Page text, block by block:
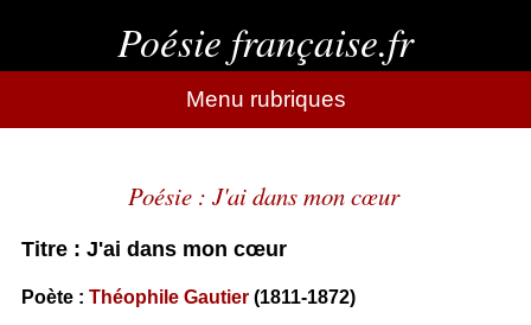
Poésie française.fr
Menu rubriques
Poésie : J'ai dans mon cœur
Titre : J'ai dans mon cœur
Poète : Théophile Gautier(1811-1872)